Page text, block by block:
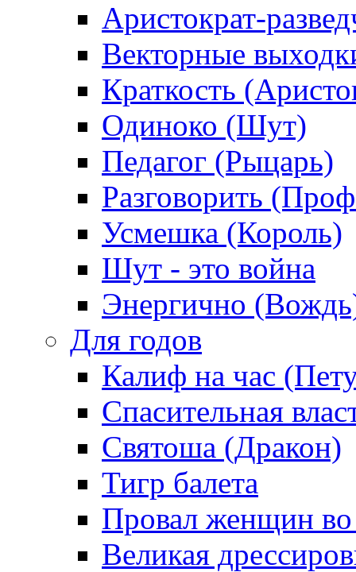
Аристократ-
Векторные
Краткость
Одиноко (Шут)
Педагог (Рыцарь)
Разговорить
Усмешка (Король)
Шут - это война
Энергично
Для годов
Калиф на час
Спасительная
Святоша (Дракон)
Тигр балета
Провал женщин во
Великая